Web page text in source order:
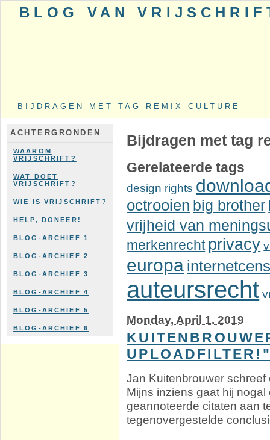
BLOG VAN
BIJDRAGEN MET TAG REMIX CULTURE
ACHTERGRONDEN
WAAROM
VRIJSCHRIFT?
WAT DOET
VRIJSCHRIFT?
WIE IS VRIJSCHRIFT?
HELP, DONEER!
BLOG-ARCHIEF 1
BLOG-ARCHIEF 2
BLOG-ARCHIEF 3
BLOG-ARCHIEF 4
BLOG-ARCHIEF 5
BLOG-ARCHIEF 6
Bijdragen met tag
Gerelateerde tags
design rights
octrooien big brother
vrijheid van
merkenrecht privacy
europa
auteursrecht
Monday, April 1. 2019
Jan Kuitenbrouwer
Mijns inziens gaat hij
geannoteerde citaten aan
tegenovergestelde